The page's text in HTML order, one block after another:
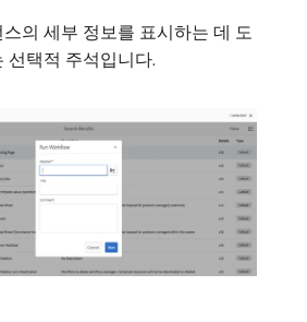
의 세부 정보를 표시하는 데 도
선택적 주석입니다.